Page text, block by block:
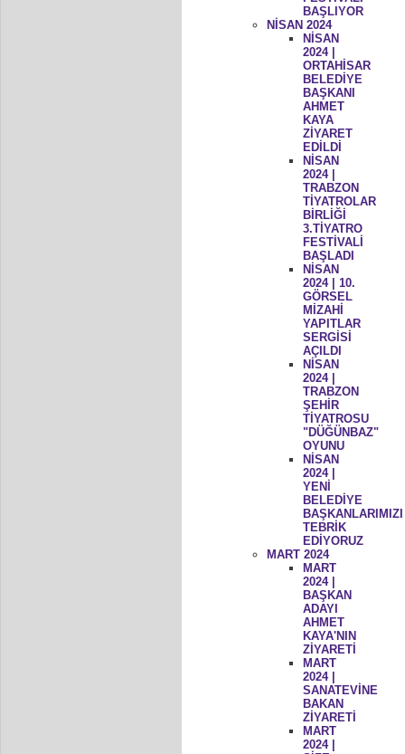
BAŞLIYOR
NİSAN 2024
NİSAN
2024 |
ORTAHİSAR
BELEDİYE
BAŞKANI
AHMET
KAYA
ZİYARET
EDİLDİ
NİSAN
2024 |
TRABZON
TİYATROLAR
BİRLİĞİ
3.TİYATRO
FESTİVALİ
BAŞLADI
NİSAN
2024 | 10.
GÖRSEL
MİZAHİ
YAPITLAR
SERGİSİ
AÇILDI
NİSAN
2024 |
TRABZON
ŞEHİR
TİYATROSU
"DÜĞÜNBAZ"
OYUNU
NİSAN
2024 |
YENİ
BELEDİYE
BAŞKANLARIMIZI
TEBRİK
EDİYORUZ
MART 2024
MART
2024 |
BAŞKAN
ADAYI
AHMET
KAYA'NIN
ZİYARETİ
MART
2024 |
SANATEVİNE
BAKAN
ZİYARETİ
MART
2024 |